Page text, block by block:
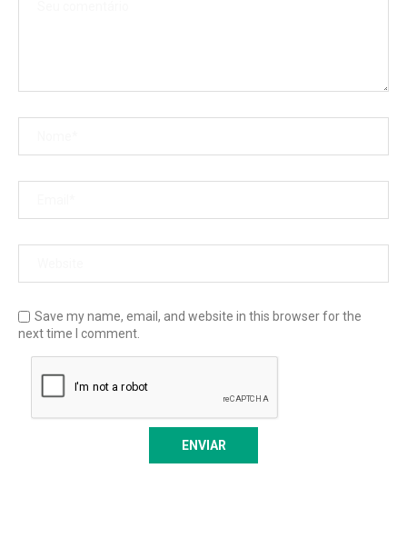
Save my name, email, and website in this browser for the
next time I comment.